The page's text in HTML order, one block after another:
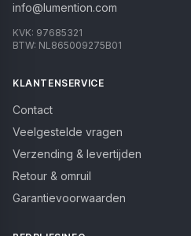
info@lumention.com
KVK: 97685321
BTW: NL865009275B01
KLANTENSERVICE
Contact
Veelgestelde vragen
Verzending & levertijden
Retour & omruil
Garantievoorwaarden